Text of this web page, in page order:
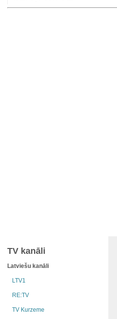
TV kanāli
Latviešu kanāli
LTV1
RE:TV
TV Kurzeme